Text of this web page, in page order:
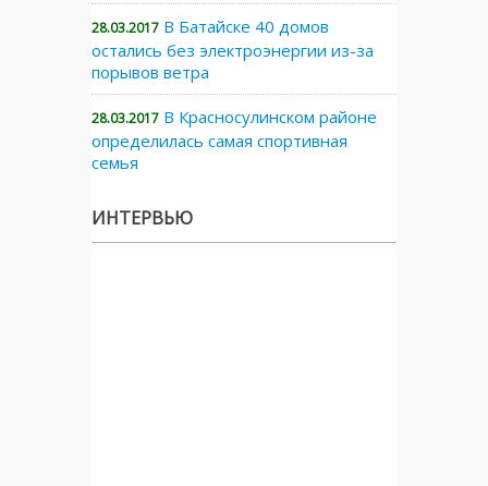
28.03.2017 В Батайске 40 домов
остались без электроэнергии из-за
порывов ветра
28.03.2017 В Красносулинском районе
определилась самая спортивная
семья
ИНТЕРВЬЮ